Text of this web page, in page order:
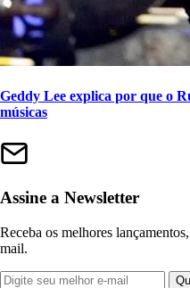
Geddy Lee explica por que o
músicas
Assine a Newsletter
Receba os melhores
mail.